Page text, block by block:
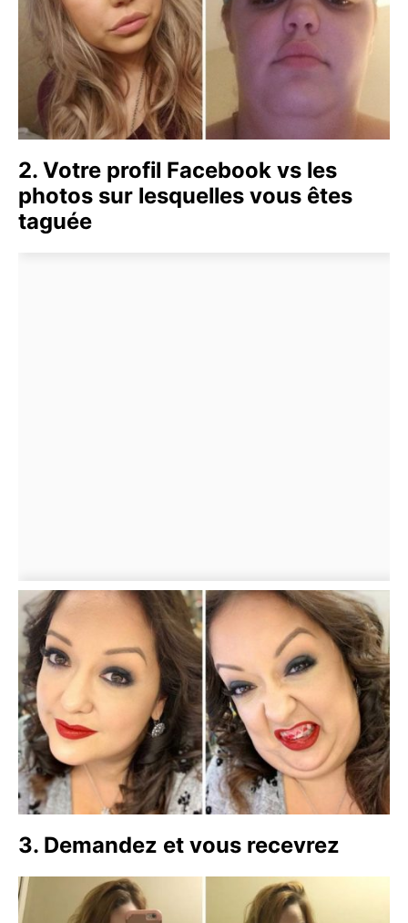
2. Votre profil Facebook vs les
photos sur lesquelles vous êtes
taguée
3. Demandez et vous recevrez